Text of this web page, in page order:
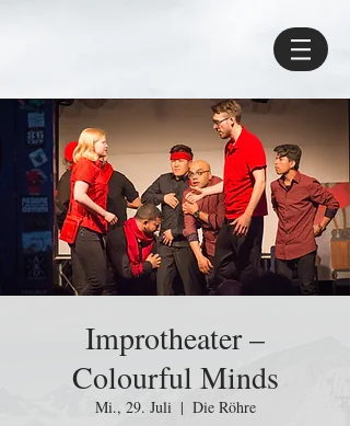
Improtheater –
Colourful Minds
Mi., 29. Juli
  |
Die Röhre